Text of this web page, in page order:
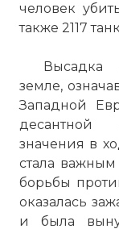
человек
также 2117
Высадка
земле,
Западной
десантной
значения в
стала
борьбы
оказалась
и была